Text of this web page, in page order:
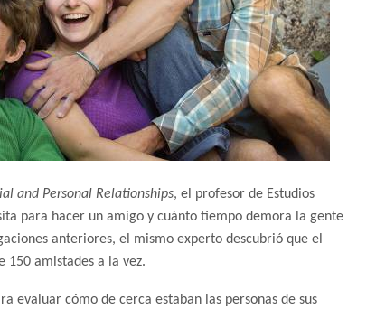
and Personal Relationships, el profesor de Estudios
para hacer un amigo y cuánto tiempo demora la gente
anteriores, el mismo experto descubrió que el
150 amistades a la vez.
evaluar cómo de cerca estaban las personas de sus